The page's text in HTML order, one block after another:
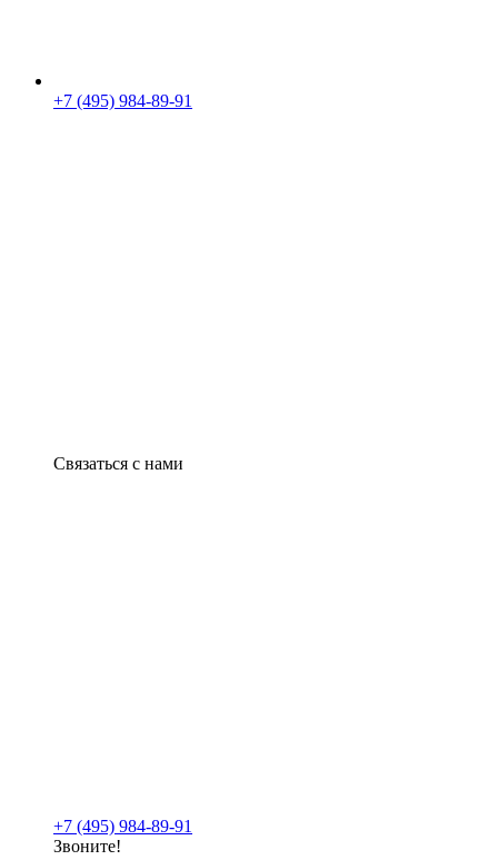
+7 (495) 984-89-91
Связаться с нами
+7 (495) 984-89-91
Звоните!